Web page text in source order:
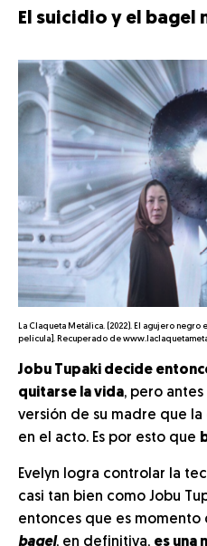
El suicidio y el bagel
La Claqueta Metálica. (2022). El agujero negro
película]. Recuperado de
Jobu Tupaki decide
quitarse la vida, pero
versión de su madre que
en el acto. Es por esto que
Evelyn logra controlar la
casi tan bien como Jobu
entonces que es momento
bagel, en definitiva, es una